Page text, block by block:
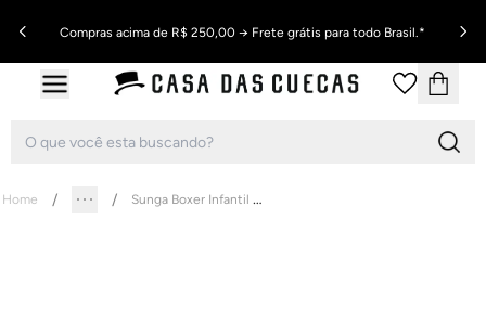
Compras acima de R$ 250,00 → Frete grátis para todo Brasil.*
Home Sunga Boxer Infantil Estampada Luar